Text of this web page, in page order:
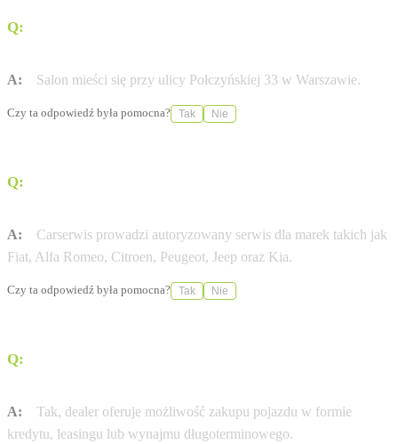
Q:
A: Salon mieści się przy ulicy Połczyńskiej 33 w Warszawie.
Czy ta odpowiedź była pomocna? Tak Nie
Q:
A:
Carserwis prowadzi autoryzowany serwis dla marek takich jak
Fiat, Alfa Romeo, Citroen, Peugeot, Jeep oraz Kia.
Czy ta odpowiedź była pomocna? Tak Nie
Q:
A:
Tak, dealer oferuje możliwość zakupu pojazdu w formie
kredytu, leasingu lub wynajmu długoterminowego.